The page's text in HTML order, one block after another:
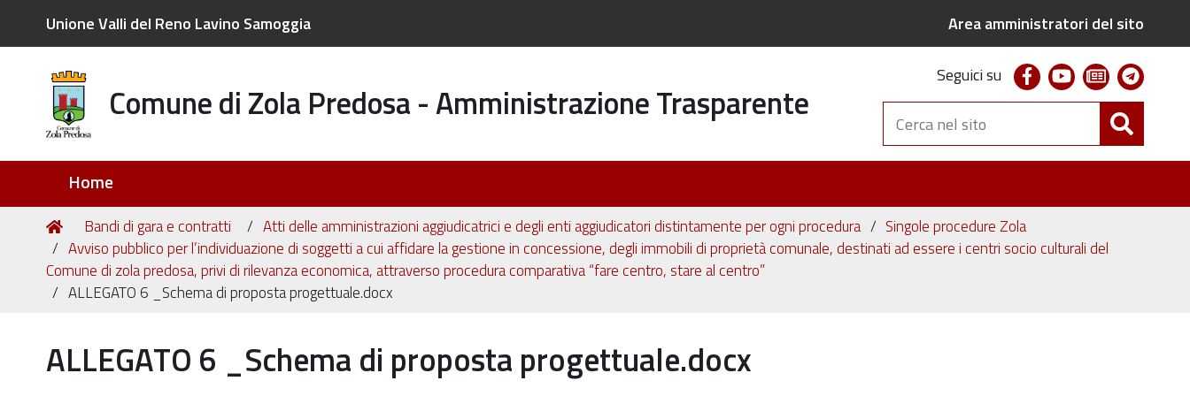
Unione Valli del Reno Lavino Samoggia Area amministratori del sito
Comune di Zola Predosa - Amministrazione Trasparente
Seguici su facebookyoutubenewsletter
Cerca
nel
sito
Home
Tu
sei
qui:
Home
Bandi di gara e contratti Atti delle amministrazioni aggiudicatrici e degli enti aggiudicatori distintamente per ogni procedura
Singole procedure Zola
Avviso pubblico per l’individuazione di soggetti a cui affidare la gestione in concessione, degli immobili di proprietà comunale, destinati ad essere i centri socio culturali del
Comune di zola predosa, privi di rilevanza economica, attraverso procedura comparativa “fare centro, stare al centro”
ALLEGATO 6 _Schema di proposta progettuale.docx
ALLEGATO 6 _Schema di proposta progettuale.docx